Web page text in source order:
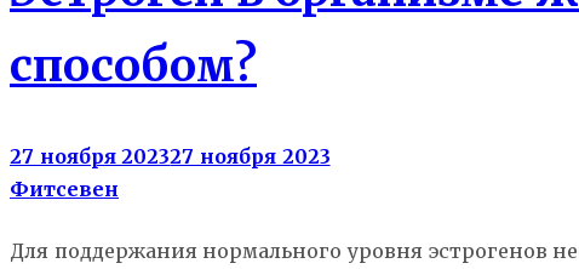
способом?
27 ноября 202327 ноября 2023
Фитсевен
Для поддержания нормального уровня эстрогенов